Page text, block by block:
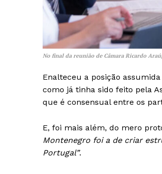
No final da reunião de Câmara Ricardo
Enalteceu a posição
como já tinha sido feito pela
que é consensual entre os
E, foi mais além, do mero
Montenegro foi a de criar
Portugal”.